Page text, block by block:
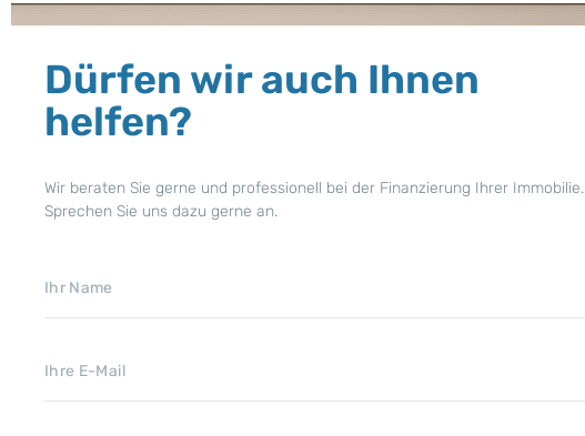
Dürfen wir auch Ihnen
helfen?
Wir beraten Sie gerne und professionell bei der Finanzierung Ihrer Immobilie.
Sprechen Sie uns dazu gerne an.